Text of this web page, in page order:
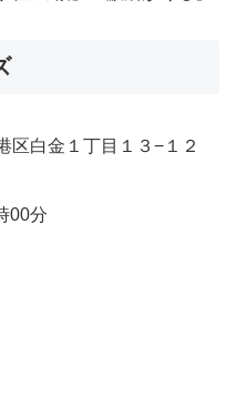
区白金１丁目１３−１２
00分